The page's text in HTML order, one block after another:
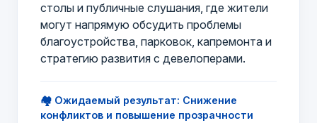
столы и публичные слушания, где жители
могут напрямую обсудить проблемы
благоустройства, парковок, капремонта и
стратегию развития с девелоперами.
🏘️ Ожидаемый результат: Снижение
конфликтов и повышение прозрачности